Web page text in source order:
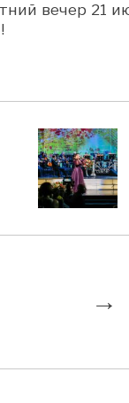
вечер 21
→